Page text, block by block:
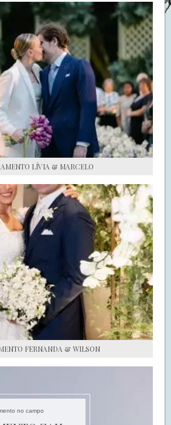
WILL YOU MARRY ME?
LUA DE MEL
COZINHA
DECORAÇÃO
DE NOIVA PRA NOIVA
S.O.S CASADAS
FALE COM O SAY I DO
LÍVIA & MARCELO
FERNANDA & WILSON
no campo